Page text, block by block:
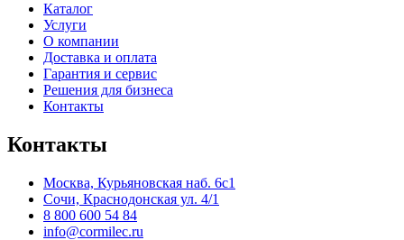
Каталог
Услуги
О компании
Доставка и оплата
Гарантия и сервис
Решения для бизнеса
Контакты
Контакты
Москва, Курьяновская наб. 6с1
Сочи, Краснодонская ул. 4/1
8 800 600 54 84
info@cormilec.ru